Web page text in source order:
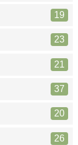
19
23
21
37
20
26